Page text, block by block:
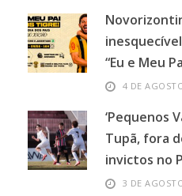
“Eu e Meu
4 DE
‘Pequenos
Tupã, fora
invictos no
3 DE